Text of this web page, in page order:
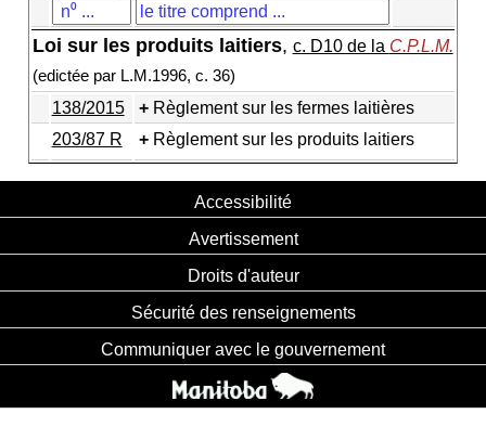
Loi sur les produits laitiers, c. D10 de la C.P.L.M.
(edictée par L.M.1996, c. 36)
138/2015
Règlement sur les fermes laitières
203/87 R
Règlement sur les produits laitiers
Accessibilité
Avertissement
Droits d'auteur
Sécurité des renseignements
Communiquer avec le gouvernement